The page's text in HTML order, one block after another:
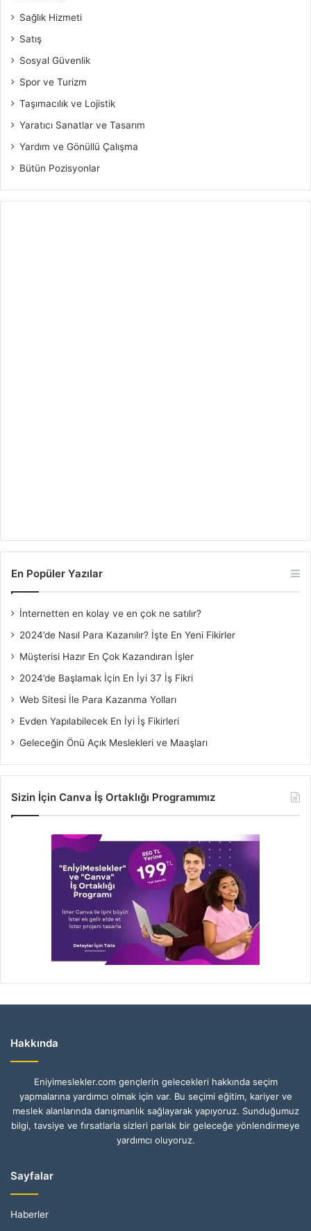
Sağlık Hizmeti
Satış
Sosyal Güvenlik
Spor ve Turizm
Taşımacılık ve Lojistik
Yaratıcı Sanatlar ve Tasarım
Yardım ve Gönüllü Çalışma
Bütün Pozisyonlar
En Popüler Yazılar
İnternetten en kolay ve en çok ne satılır?
2024’de Nasıl Para Kazanılır? İşte En Yeni Fikirler
Müşterisi Hazır En Çok Kazandıran İşler
2024’de Başlamak İçin En İyi 37 İş Fikri
Web Sitesi İle Para Kazanma Yolları
Evden Yapılabilecek En İyi İş Fikirleri
Geleceğin Önü Açık Meslekleri ve Maaşları
Sizin İçin Canva İş Ortaklığı Programımız
Hakkında
Eniyimeslekler.com gençlerin gelecekleri hakkında seçim
yapmalarına yardımcı olmak için var. Bu seçimi eğitim, kariyer ve
meslek alanlarında danışmanlık sağlayarak yapıyoruz. Sunduğumuz
bilgi, tavsiye ve fırsatlarla sizleri parlak bir geleceğe yönlendirmeye
yardımcı oluyoruz.
Sayfalar
Haberler